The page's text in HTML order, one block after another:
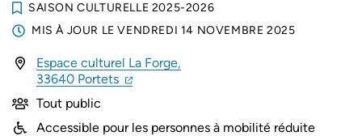
SAISON CULTURELLE 2025-2026
MIS À JOUR LEVENDREDI 14 NOVEMBRE 2025
Espace culturel La Forge,
33640 Portets (ouverture dans un nouvel onglet)
(ouverture dans un nouvel onglet)
Tout public
Accessible pour les personnes à mobilité réduite